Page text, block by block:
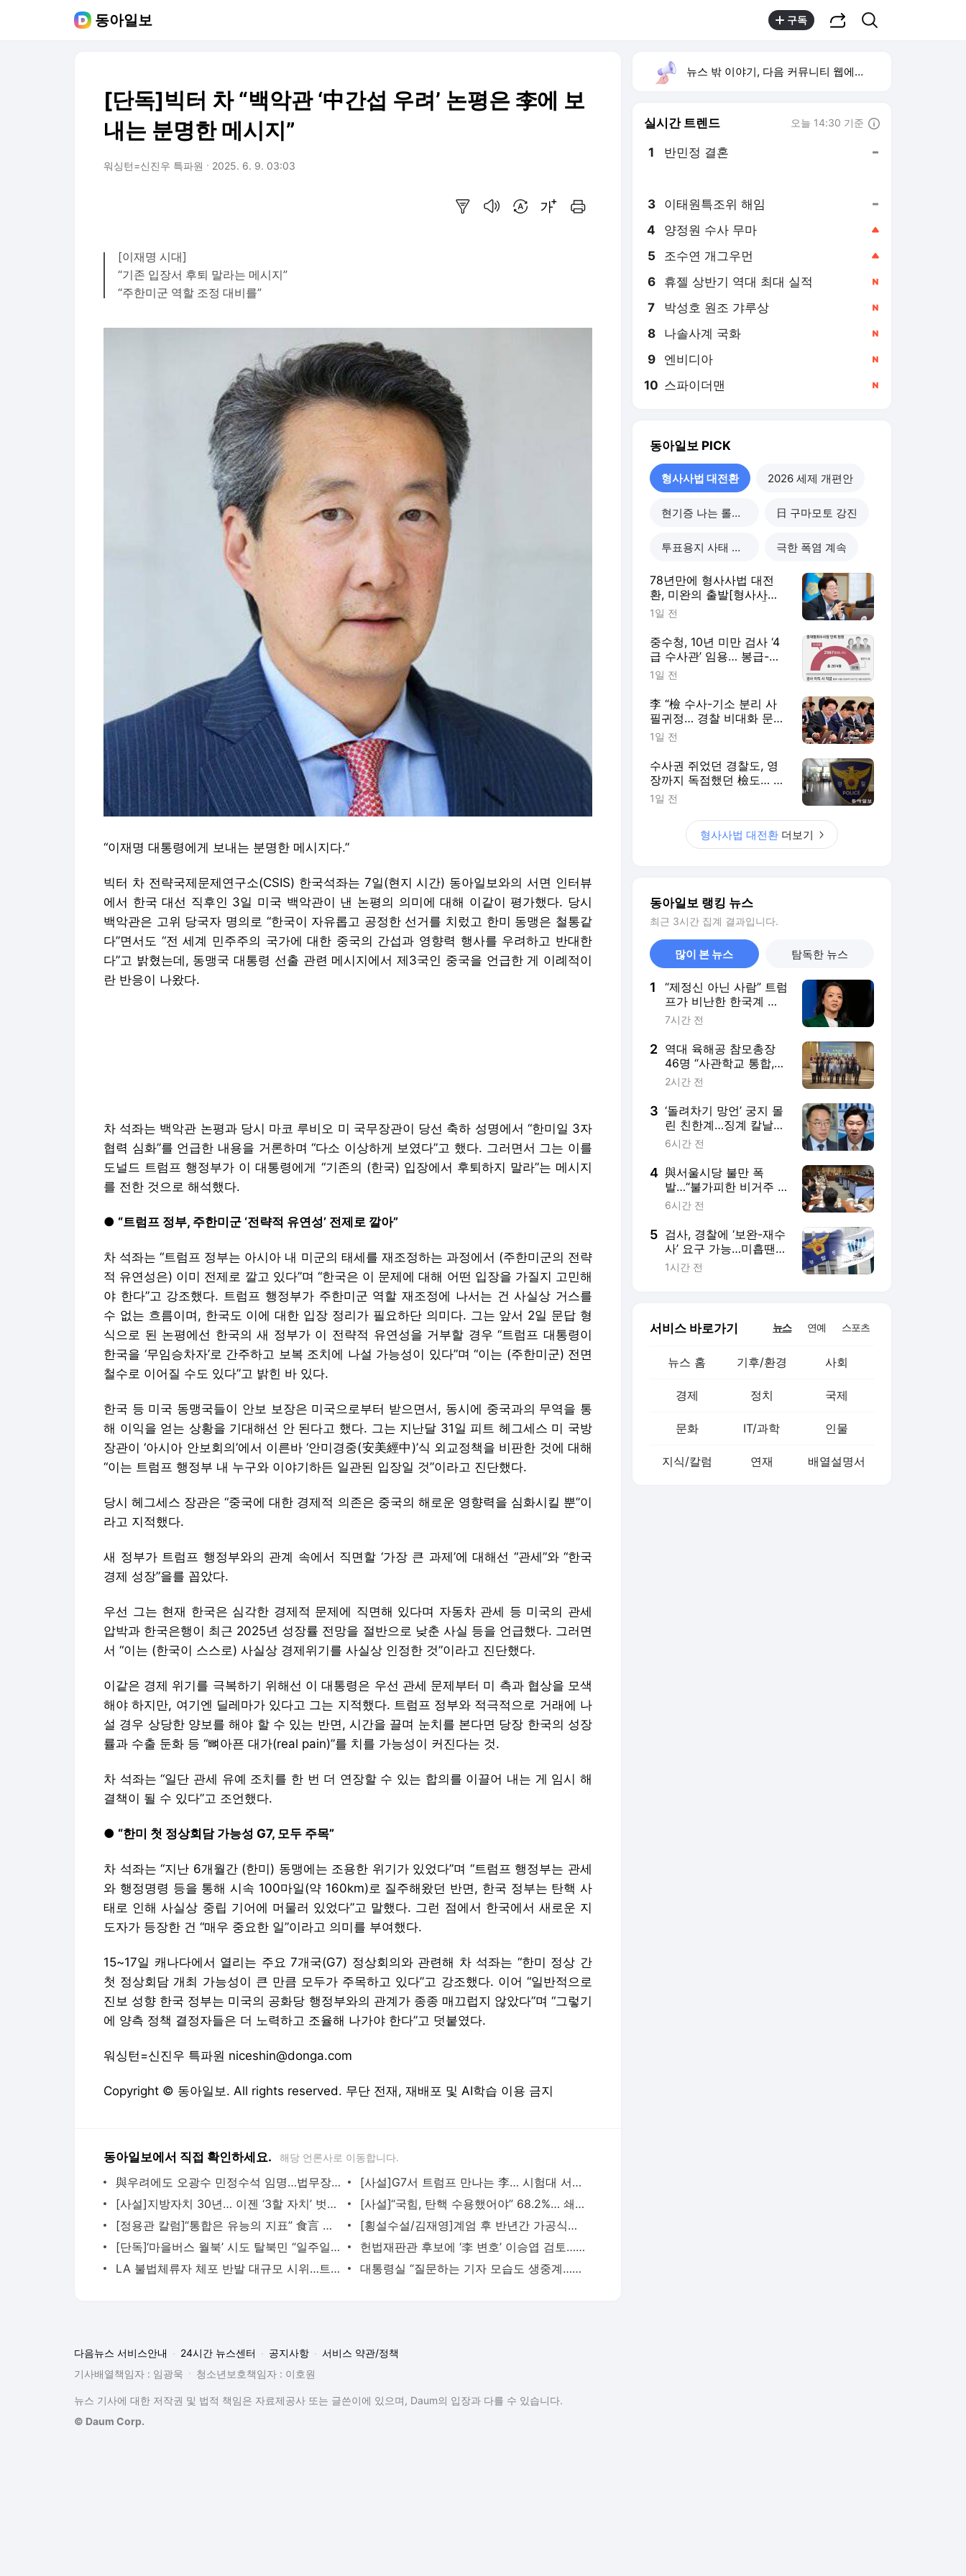
동아일보 구독
[단독]빅터 차 “백악관 ‘中간섭 우려’ 논평은 李에 보
내는 분명한 메시지”
워싱턴=신진우 특파원 2025. 6. 9. 03:03
[이재명 시대]
“기존 입장서 후퇴 말라는 메시지”
“주한미군 역할 조정 대비를”
“이재명 대통령에게 보내는 분명한 메시지다.”
빅터 차 전략국제문제연구소(CSIS) 한국석좌는 7일(현지 시간) 동아일보와의 서면 인터뷰
에서 한국 대선 직후인 3일 미국 백악관이 낸 논평의 의미에 대해 이같이 평가했다. 당시
백악관은 고위 당국자 명의로 “한국이 자유롭고 공정한 선거를 치렀고 한미 동맹은 철통같
다”면서도 “전 세계 민주주의 국가에 대한 중국의 간섭과 영향력 행사를 우려하고 반대한
다”고 밝혔는데, 동맹국 대통령 선출 관련 메시지에서 제3국인 중국을 언급한 게 이례적이
란 반응이 나왔다.
차 석좌는 “트럼프 정부는 아시아 내 미군의 태세를 재조정하는 과정에서 (주한미군의 전략
적 유연성은) 이미 전제로 깔고 있다”며 “한국은 이 문제에 대해 어떤 입장을 가질지 고민해
야 한다”고 강조했다. 트럼프 행정부가 주한미군 역할 재조정에 나서는 건 사실상 거스를
식으로 된 논평에선 한국의 새 정부가 이 전략적 유연성을 거부할 경우 “트럼프 대통령이
철수로 이어질 수도 있다”고 밝힌 바 있다.
한국 등 미국 동맹국들이 안보 보장은 미국으로부터 받으면서, 동시에 중국과의 무역을 통
해 이익을 얻는 상황을 기대해선 안 된다고 했다. 그는 지난달 31일 피트 헤그세스 미 국방
장관이 ‘아시아 안보회의’에서 이른바 ‘안미경중(安美經中)’식 외교정책을 비판한 것에 대해
“이는 트럼프 행정부 내 누구와 이야기하든 일관된 입장일 것”이라고 진단했다.
라고 지적했다.
새 정부가 트럼프 행정부와의 관계 속에서 직면할 ‘가장 큰 과제’에 대해선 “관세”와 “한국
경제 성장”을를 꼽았다.
우선 그는 현재 한국은 심각한 경제적 문제에 직면해 있다며 자동차 관세 등 미국의 관세
압박과 한국은행이 최근 2025년 성장률 전망을 절반으로 낮춘 사실 등을 언급했다. 그러면
이같은 경제 위기를 극복하기 위해선 이 대통령은 우선 관세 문제부터 미 측과 협상을 모색
설 경우 상당한 양보를 해야 할 수 있는 반면, 시간을 끌며 눈치를 본다면 당장 한국의 성장
률과 수출 둔화 등 “뼈아픈 대가(real pain)”를 치를 가능성이 커진다는 것.
결책이 될 수 있다”고 조언했다.
● “한미 첫 정상회담 가능성 G7, 모두 주목”
차 석좌는 “지난 6개월간 (한미) 동맹에는 조용한 위기가 있었다”며 “트럼프 행정부는 관세
와 행정명령 등을 통해 시속 100마일(약 160km)로 질주해왔던 반면, 한국 정부는 탄핵 사
태로 인해 사실상 중립 기어에 머물러 있었다”고 말했다. 그런 점에서 한국에서 새로운 지
첫 정상회담 개최 가능성이 큰 만큼 모두가 주목하고 있다”고 강조했다. 이어 “일반적으로
진보 성향 한국 정부는 미국의 공화당 행정부와의 관계가 종종 매끄럽지 않았다”며 “그렇기
에 양측 정책 결정자들은 더 노력하고 조율해 나가야 한다”고 덧붙였다.
Copyright © 동아일보. All rights reserved. 무단 전재, 재배포 및 AI학습 이용 금지
[사설]지방자치 30년… 이젠 ‘3할 자치’ 벗어날 때
LA 불법체류자 체포 반발 대규모 시위…트럼프 “방위군 2000명 투입”
뉴스 밖 이야기, 다음 커뮤니티 웹에서 보기
실시간 트렌드 오늘 14:30 기준
1 반민정 결혼
3 이태원특조위 해임
4 양정원 수사 무마
5 조수연 개그우먼
6 휴젤 상반기 역대 최대 실적
7 박성호 원조 갸루상
8 나솔사계 국화
9 엔비디아
10 스파이더맨
동아일보 PICK
형사사법 대전환 2026 세제 개편안
현기증 나는 롤러코스피 日 구마모토 강진
투표용지 사태 후폭풍 극한 폭염 계속
78년만에 형사사법 대전
환, 미완의 출발[형사사법
대전환, 미완의 출발/①]
1일 전
중수청, 10년 미만 검사 ‘4
급 수사관’ 임용… 봉급-정
년은 유지[형사사법 대전
1일 전
李 “檢 수사-기소 분리 사
필귀정… 경찰 비대화 문제
보완 필요”[형사사법 대전
1일 전
수사권 쥐었던 경찰도, 영
장까지 독점했던 檢도… 권
력집중 견제대상 돼[형사사
1일 전
형사사법 대전환 더보기
동아일보 랭킹 뉴스
최근 3시간 집계 결과입니다.
많이 본 뉴스 탐독한 뉴스
1
“제정신 아닌 사람” 트럼
프가 비난한 한국계 정
치인 누구?
7시간 전
2 역대 육해공 참모총장
46명 “사관학교 통합,
진단과 처방 어긋나”
2시간 전
3 ‘돌려차기 망언’ 궁지 몰
린 친한계…징계 칼날
앞에 “형평성 맞나”
6시간 전
4 與서울시당 불만 폭
발…“불가피한 비거주 1
주택자 보호해야”
6시간 전
5 검사, 경찰에 ‘보완-재수
사’ 요구 가능…미흡땐
수사기관 교체도
1시간 전
서비스 바로가기 뉴스 연예 스포츠
뉴스 홈 기후/환경 사회
경제 정치 국제
문화 IT/과학 인물
지식/칼럼 연재 배열설명서
다음뉴스 서비스안내